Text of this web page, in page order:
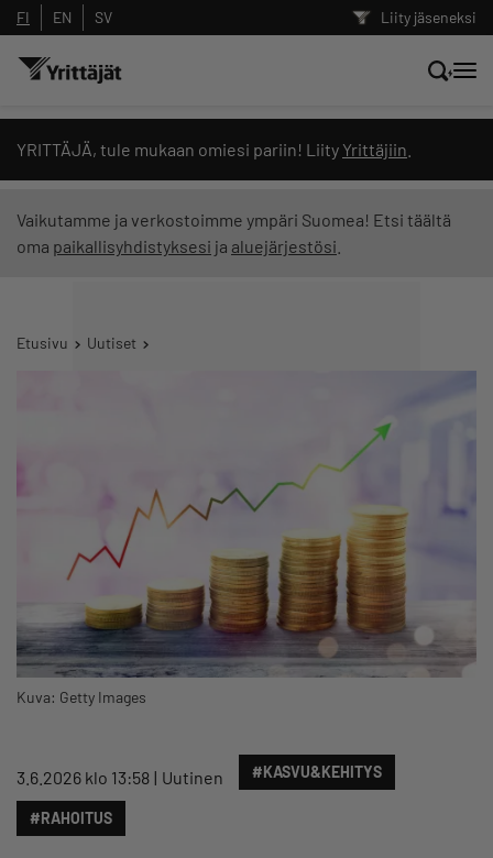
Liity jäseneksi
FI EN SV
YRITTÄJÄ, tule mukaan omiesi pariin! Liity Yrittäjiin
Vaikutamme ja verkostoimme ympäri Suomea! Etsi täältä
oma paikallisyhdistyksesi ja aluejärjestösi
Etusivu Uutiset
Kuva: Getty Images
3.6.2026 klo 13:58 Uutinen #KASVU&KEHITYS
#RAHOITUS
Hae sivustolta tai kysy suoraan
Yrittäjien tekoälyltä
Suodata hakutuloksia: näytä kaikki sisältö